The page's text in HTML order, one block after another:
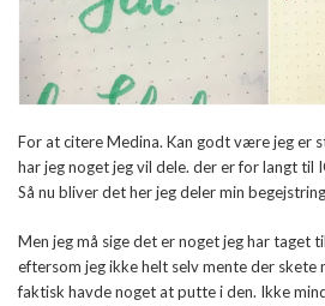
For at citere Medina. Kan godt være jeg er
har jeg noget jeg vil dele. der er for langt til
Så nu bliver det her jeg deler min
Men jeg må sige det er noget jeg har taget
eftersom jeg ikke helt selv mente der skete
faktisk havde noget at putte i den. Ikke